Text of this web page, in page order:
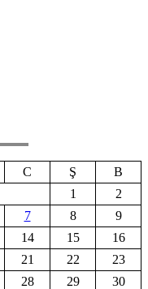
C Ş
B
1
2
7 8
9
14 15
16
21 22
23
28 29
30